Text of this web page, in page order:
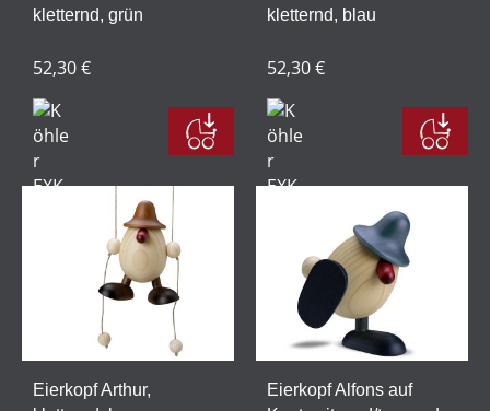
kletternd, grün
52,30 €
kletternd, blau
52,30 €
Eierkopf Arthur,
Eierkopf Alfons auf